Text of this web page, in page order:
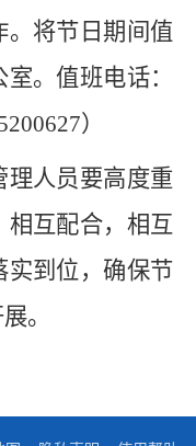
。 将节 日期间值
。值班电话：
）
理人员要高度重
相互配合，相互
实到位，确保节
。